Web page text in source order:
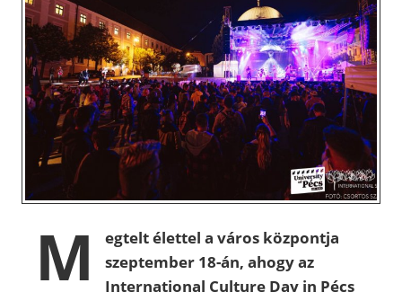
M
egtelt élettel a város központja
szeptember 18-án, ahogy az
International Culture Day in Pécs